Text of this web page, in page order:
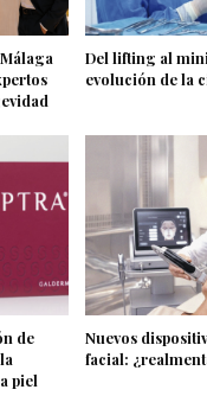
Del lifting al
evolución de la
de
piel
Nuevos
facial: